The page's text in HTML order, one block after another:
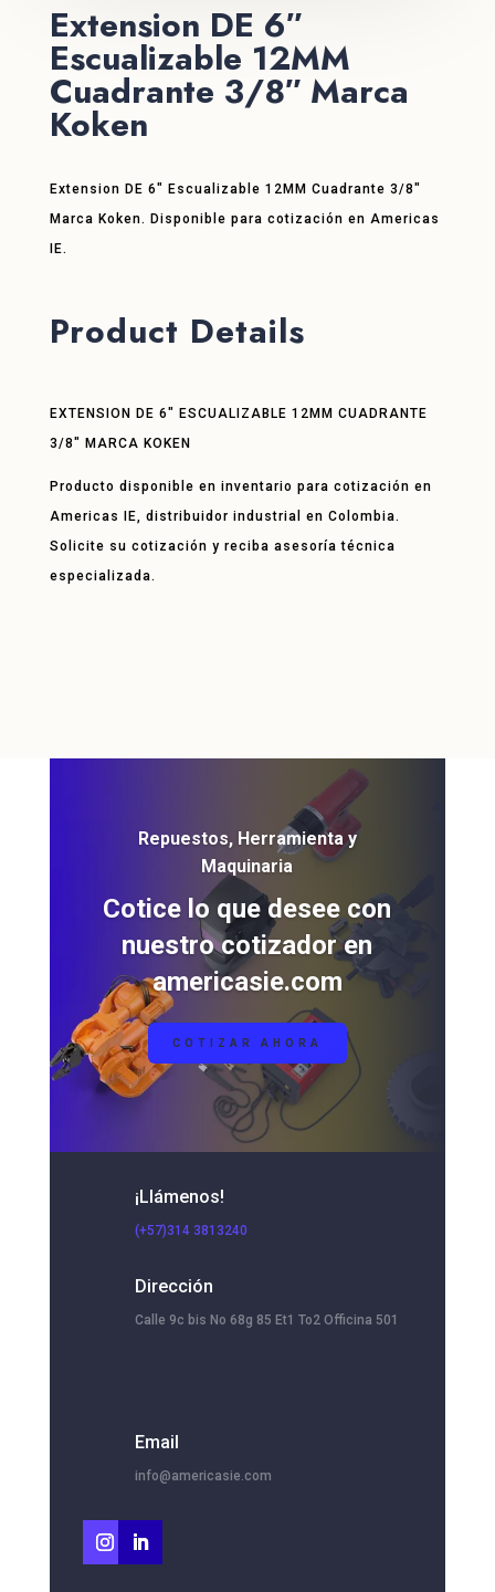
Extension DE 6″
Escualizable 12MM
Cuadrante 3/8″ Marca
Koken
Extension DE 6″ Escualizable 12MM Cuadrante 3/8″
Marca Koken. Disponible para cotización en Americas
IE.
Product Details
EXTENSION DE 6″ ESCUALIZABLE 12MM CUADRANTE
3/8″ MARCA KOKEN
Producto disponible en inventario para cotización en
Americas IE, distribuidor industrial en Colombia.
Solicite su cotización y reciba asesoría técnica
especializada.
Repuestos, Herramienta y
Maquinaria
Cotice lo que desee con
nuestro cotizador en
americasie.com
COTIZAR AHORA
¡Llámenos!
(+57)314 3813240
Dirección
Calle 9c bis No 68g 85 Et1 To2 Officina 501
Email
info@americasie.com